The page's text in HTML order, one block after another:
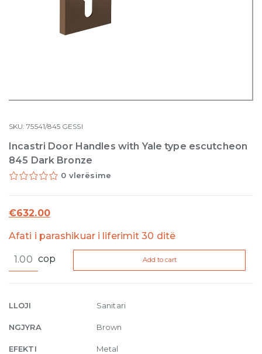
SKU:75541/845 GESSI
Incastri Door Handles with Yale type escutcheon
845 Dark Bronze
0 vlerësime
€632.00
Afati i parashikuar i liferimit 30 ditë
Door
Yale
escutcheon
845
cop Add to cart
LLOJI Sanitari
NGJYRA Brown
EFEKTI Metal